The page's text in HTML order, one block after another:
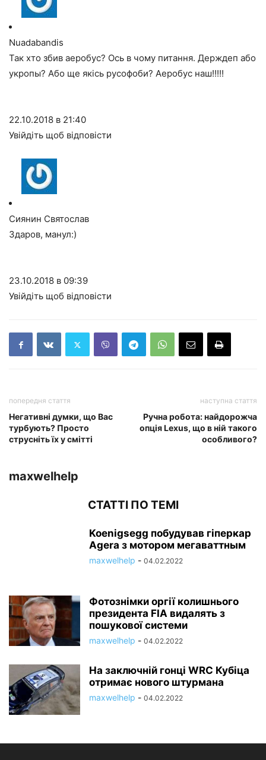
Nuadabandis
Так хто збив аеробус? Ось в чому питання. Держдеп або
укропы? Або ще якісь русофоби? Аеробус наш!!!!!
22.10.2018 в 21:40
Увійдіть щоб відповісти
Сиянин Святослав
Здаров, манул:)
23.10.2018 в 09:39
Увійдіть щоб відповісти
попередня стаття
Негативні думки, що Вас
турбують? Просто
струсніть їх у смітті
наступна стаття
Ручна робота: найдорожча
опція Lexus, що в ній такого
особливого?
maxwelhelp
СТАТТІ ПО ТЕМІ
Koenigsegg побудував гіперкар
Agera з мотором мегаваттным
maxwelhelp - 04.02.2022
Фотознімки оргії колишнього
президента FIA видалять з
пошукової системи
maxwelhelp - 04.02.2022
На заключній гонці WRC Кубіца
отримає нового штурмана
maxwelhelp - 04.02.2022